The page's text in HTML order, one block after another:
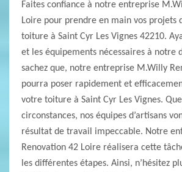
Faites confiance à notre entreprise
Loire pour prendre en main vos projets
toiture à Saint Cyr Les Vignes 42210.
et les équipements nécessaires à notre
sachez que, notre entreprise M.Willy
pourra poser rapidement et
votre toiture à Saint Cyr Les Vignes.
circonstances, nos équipes d’artisans
résultat de travail impeccable. Notre
Renovation 42 Loire réalisera cette
les différentes étapes. Ainsi, n’hésitez